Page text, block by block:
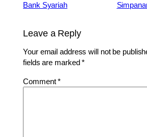
Bank Syariah
Leave a Reply
Your email address will not be
fields are marked*
Comment*